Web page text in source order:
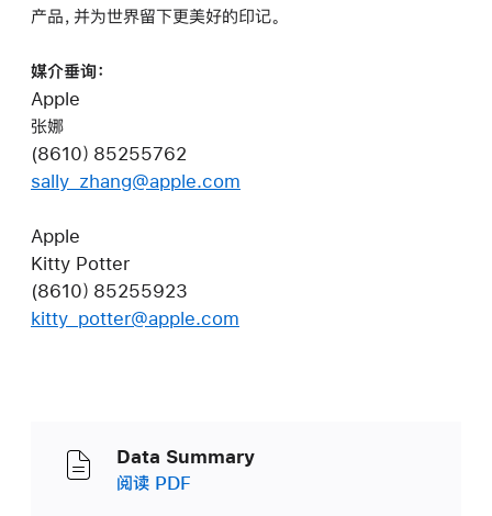
产品，并为世界留下更美好的印记。
媒介垂询：
Apple
张娜
(8610）85255762
sally_zhang@apple.com
Apple
Kitty Potter
(8610）85255923
kitty_potter@apple.com
Data Summary
阅读 PDF